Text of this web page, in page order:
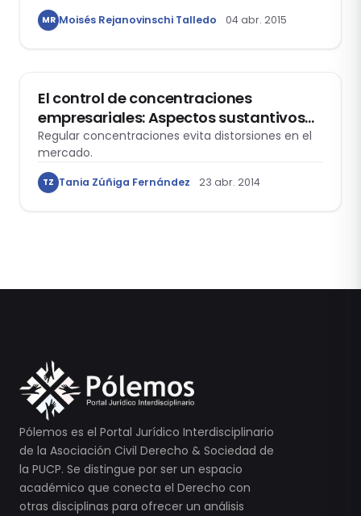
MR Moisés Rejanovinschi Talledo 04 abr. 2015
El control de concentraciones
empresariales: Aspectos sustantivos
para su introducción en el Perú
Regular concentraciones evita distorsiones en el
mercado.
TZ Tania Zúñiga Fernández 23 abr. 2014
Pólemos es el Portal Jurídico Interdisciplinario
de la Asociación Civil Derecho & Sociedad de
la PUCP. Se distingue por ser un espacio
académico que conecta el Derecho con
otras disciplinas para ofrecer un análisis